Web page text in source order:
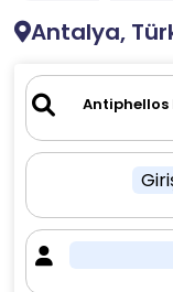
Antalya,